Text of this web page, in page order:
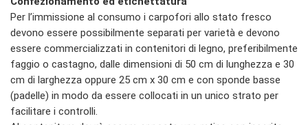
Per l’immissione al consumo i carpofori allo stato fresco
devono essere possibilmente separati per varietà e devono
essere commercializzati in contenitori di legno, preferibilmente
faggio o castagno, dalle dimensioni di 50 cm di lunghezza e 30
cm di larghezza oppure 25 cm x 30 cm e con sponde basse
(padelle) in modo da essere collocati in un unico strato per
facilitare i controlli.